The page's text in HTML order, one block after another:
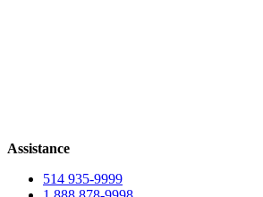
Assistance
514 935-9999